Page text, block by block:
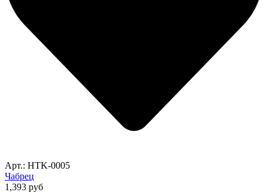
Арт.: HTK-0005
Чабрец
1,393 руб